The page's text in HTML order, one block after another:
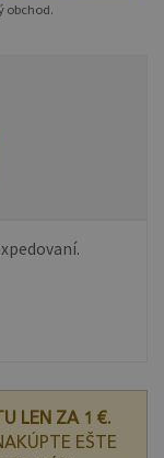
obchod.
LEN ZA 1 €.
EŠTE